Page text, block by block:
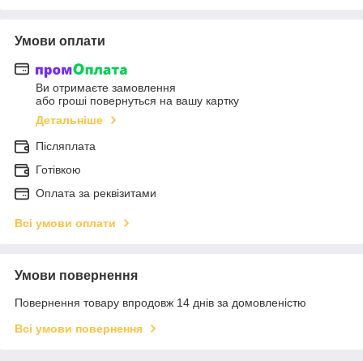
Умови оплати
Ви отримаєте замовлення
або гроші повернуться на вашу картку
Детальніше
Післяплата
Готівкою
Оплата за реквізитами
Всі умови оплати
Умови повернення
Повернення товару впродовж 14 днів за домовленістю
Всі умови повернення